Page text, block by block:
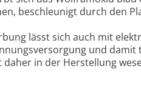
beschleunigt durch den
lässt sich auch mit
und
in der Herstellung